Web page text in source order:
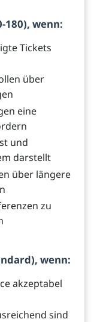
180), wenn:
Tickets
über
eine
und
darstellt
über längere
zu
wenn:
akzeptabel
sind